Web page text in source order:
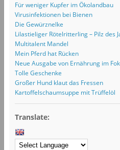
Für weniger Kupfer im Ökolandbau
Virusinfektionen bei Bienen
Die Gewürznelke
Lilastieliger Rötelritterling – Pilz des
Multitalent Mandel
Mein Pferd hat Rücken
Neue Ausgabe von Ernährung im
Tolle Geschenke
Großer Hund klaut das Fressen
Kartoffelschaumsuppe mit Trüffelöl
Translate: